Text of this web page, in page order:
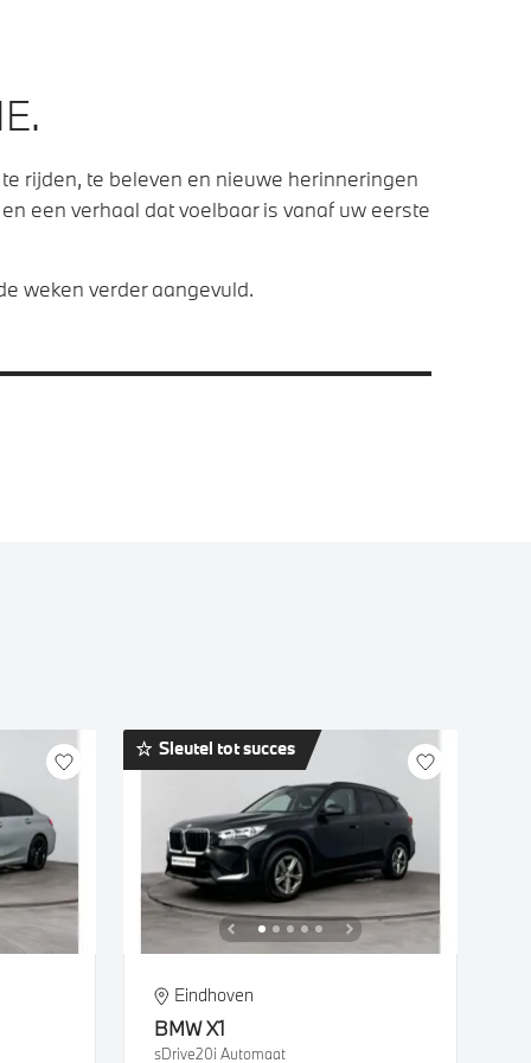
rijden, te beleven en nieuwe herinneringen
een verhaal dat voelbaar is vanaf uw eerste
weken verder aangevuld.
Sleutel tot succes
Eindhoven
BMW X1
sDrive20i Automaat